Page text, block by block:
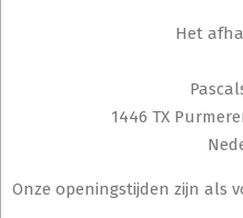
Het
1446 TX
Onze openingstijden zijn als